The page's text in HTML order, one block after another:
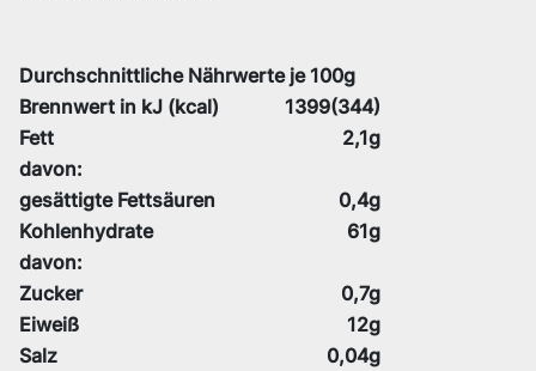
Durchschnittliche Nährwerte je 100g
Brennwert in kJ (kcal)
1399(344)
Fett
2,1g
davon:
gesättigte Fettsäuren
0,4g
Kohlenhydrate
61g
davon:
Zucker
0,7g
Eiweiß
12g
Salz
0,04g